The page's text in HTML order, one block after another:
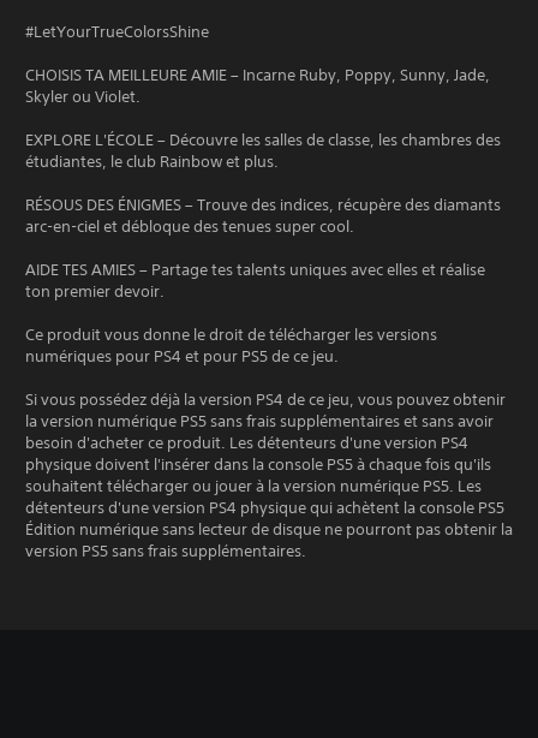
#LetYourTrueColorsShine
CHOISIS TA MEILLEURE AMIE – Incarne Ruby, Poppy, Sunny, Jade,
Skyler ou Violet.
EXPLORE L'ÉCOLE – Découvre les salles de classe, les chambres des
étudiantes, le club Rainbow et plus.
RÉSOUS DES ÉNIGMES – Trouve des indices, récupère des diamants
arc-en-ciel et débloque des tenues super cool.
AIDE TES AMIES – Partage tes talents uniques avec elles et réalise
ton premier devoir.
Ce produit vous donne le droit de télécharger les versions
numériques pour PS4 et pour PS5 de ce jeu.
Si vous possédez déjà la version PS4 de ce jeu, vous pouvez obtenir
la version numérique PS5 sans frais supplémentaires et sans avoir
besoin d'acheter ce produit. Les détenteurs d'une version PS4
physique doivent l'insérer dans la console PS5 à chaque fois qu'ils
souhaitent télécharger ou jouer à la version numérique PS5. Les
détenteurs d'une version PS4 physique qui achètent la console PS5
Édition numérique sans lecteur de disque ne pourront pas obtenir la
version PS5 sans frais supplémentaires.